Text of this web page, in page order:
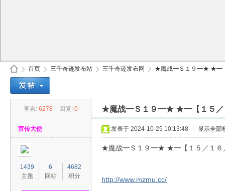
首页
›
三千奇迹发布站 三千奇迹发布网
›
★魔战━Ｓ１９━★ ★━【
查看: 6278 回复: 0 ★魔战━Ｓ１９━★ ★━【１５／１
宣传大使
1439
主题
6
回帖
4682
积分
发表于 2024-10-25 10:13:48 显示全部
★魔战━Ｓ１９━★ ★━【１５／１６／
http://www.mzmu.cc/